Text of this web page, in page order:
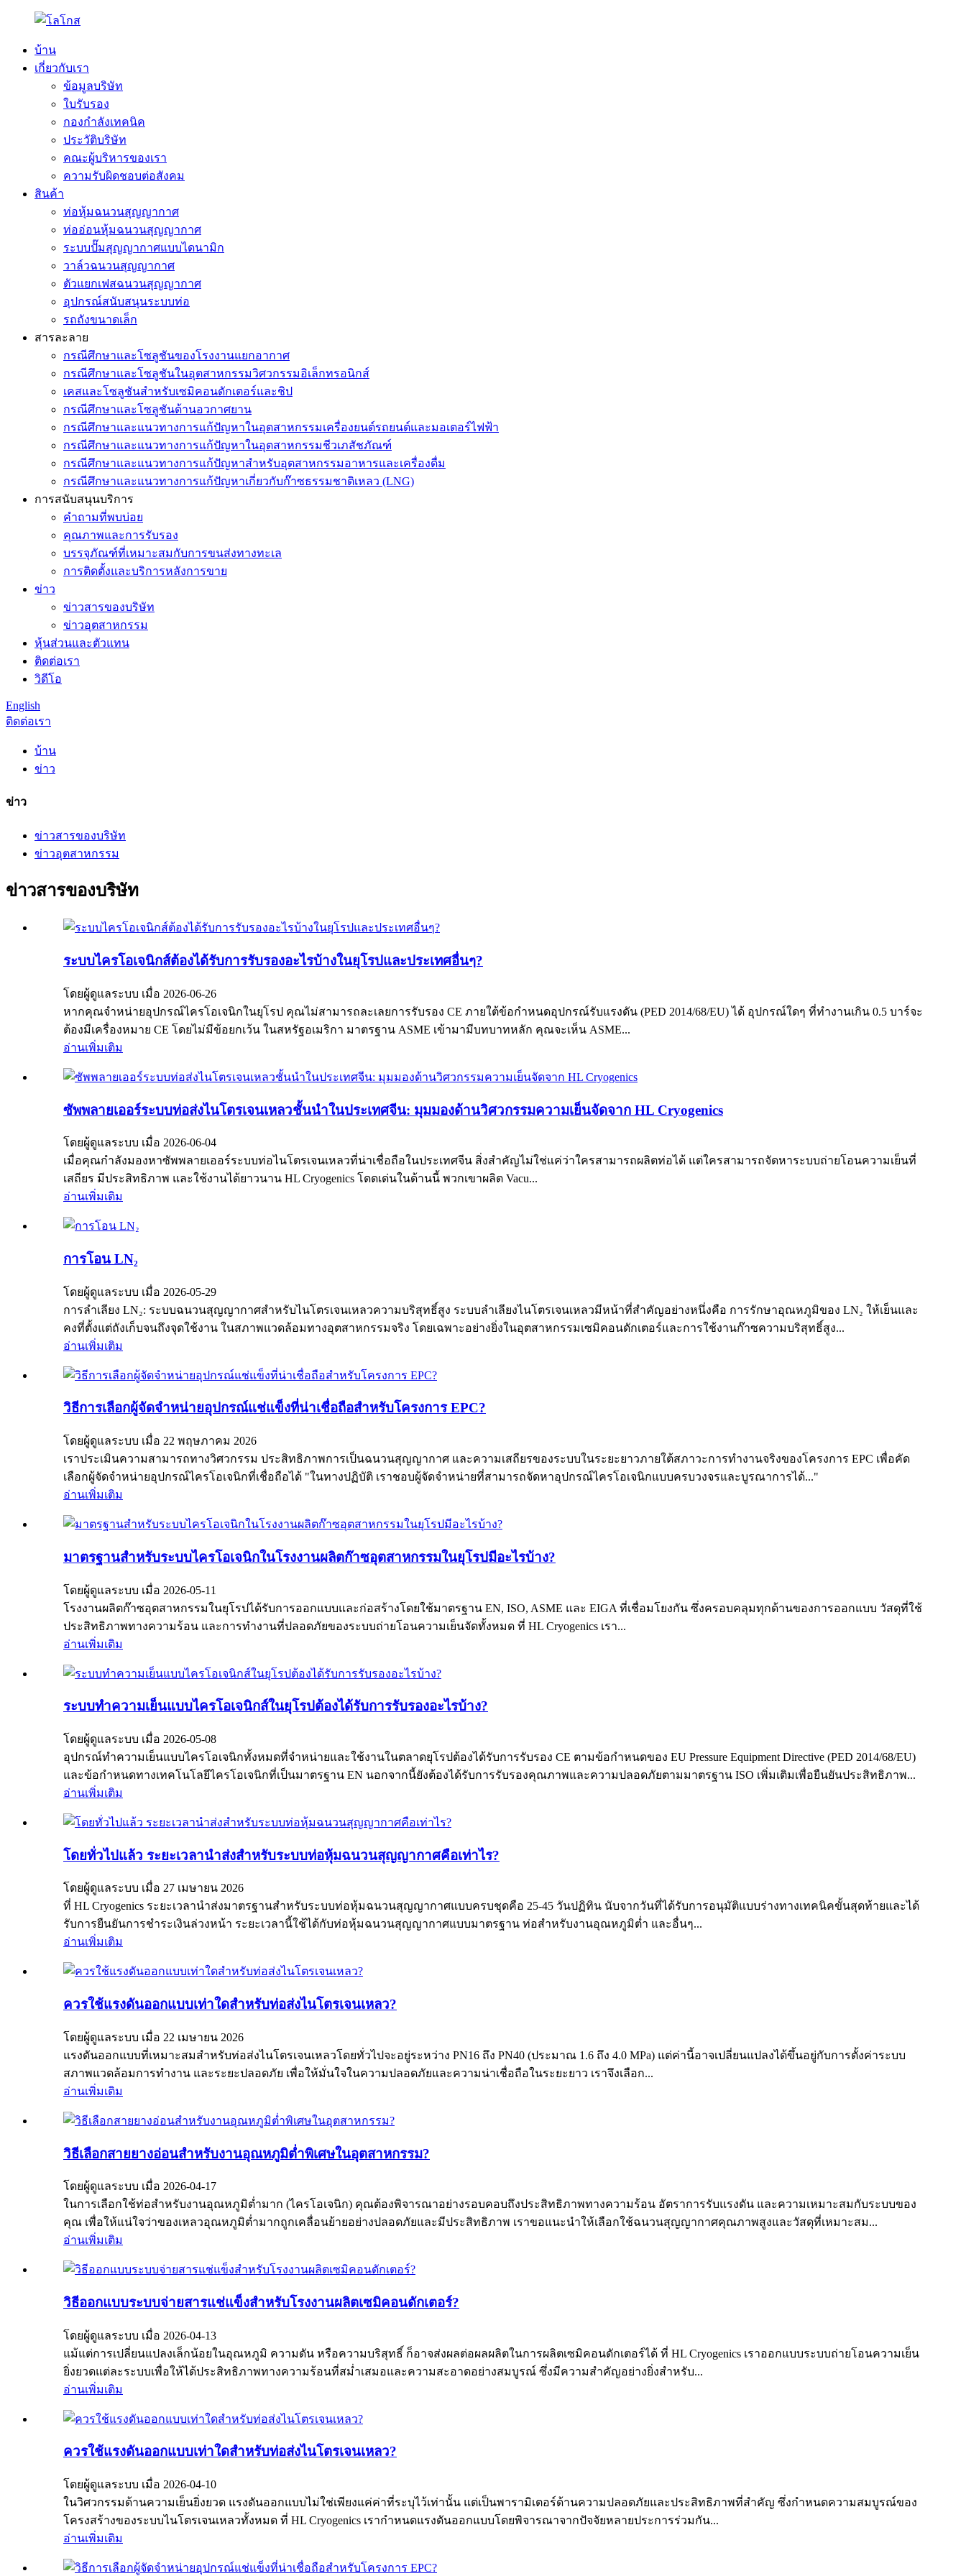
บ้าน
เกี่ยวกับเรา
ข้อมูลบริษัท
ใบรับรอง
กองกำลังเทคนิค
ประวัติบริษัท
คณะผู้บริหารของเรา
ความรับผิดชอบต่อสังคม
สินค้า
ท่อหุ้มฉนวนสุญญากาศ
ท่ออ่อนหุ้มฉนวนสุญญากาศ
ระบบปั๊มสุญญากาศแบบไดนามิก
วาล์วฉนวนสุญญากาศ
ตัวแยกเฟสฉนวนสุญญากาศ
อุปกรณ์สนับสนุนระบบท่อ
รถถังขนาดเล็ก
สารละลาย
กรณีศึกษาและโซลูชันของโรงงานแยกอากาศ
กรณีศึกษาและโซลูชันในอุตสาหกรรมวิศวกรรมอิเล็กทรอนิกส์
เคสและโซลูชันสำหรับเซมิคอนดักเตอร์และชิป
กรณีศึกษาและโซลูชันด้านอวกาศยาน
กรณีศึกษาและแนวทางการแก้ปัญหาในอุตสาหกรรมเครื่องยนต์รถยนต์และมอเตอร์ไฟฟ้า
กรณีศึกษาและแนวทางการแก้ปัญหาในอุตสาหกรรมชีวเภสัชภัณฑ์
กรณีศึกษาและแนวทางการแก้ปัญหาสำหรับอุตสาหกรรมอาหารและเครื่องดื่ม
กรณีศึกษาและแนวทางการแก้ปัญหาเกี่ยวกับก๊าซธรรมชาติเหลว (LNG)
การสนับสนุนบริการ
คำถามที่พบบ่อย
คุณภาพและการรับรอง
บรรจุภัณฑ์ที่เหมาะสมกับการขนส่งทางทะเล
การติดตั้งและบริการหลังการขาย
ข่าว
ข่าวสารของบริษัท
ข่าวอุตสาหกรรม
หุ้นส่วนและตัวแทน
ติดต่อเรา
วิดีโอ
English
ติดต่อเรา
บ้าน
ข่าว
ข่าว
ข่าวสารของบริษัท
ข่าวอุตสาหกรรม
ข่าวสารของบริษัท
ระบบไครโอเจนิกส์ต้องได้รับการรับรองอะไรบ้างในยุโรปและประเทศอื่นๆ?
โดยผู้ดูแลระบบ เมื่อ 2026-06-26
หากคุณจำหน่ายอุปกรณ์ไครโอเจนิกในยุโรป คุณไม่สามารถละเลยการรับรอง CE ภายใต้ข้อกำหนดอุปกรณ์รับแรงดัน (PED 2014/68/EU) ได้ อุปกรณ์ใดๆ ที่ทำงานเกิน 0.5 บาร์จะ
ต้องมีเครื่องหมาย CE โดยไม่มีข้อยกเว้น ในสหรัฐอเมริกา มาตรฐาน ASME เข้ามามีบทบาทหลัก คุณจะเห็น ASME...
อ่านเพิ่มเติม
ซัพพลายเออร์ระบบท่อส่งไนโตรเจนเหลวชั้นนำในประเทศจีน: มุมมองด้านวิศวกรรมความเย็นจัดจาก HL Cryogenics
โดยผู้ดูแลระบบ เมื่อ 2026-06-04
เมื่อคุณกำลังมองหาซัพพลายเออร์ระบบท่อไนโตรเจนเหลวที่น่าเชื่อถือในประเทศจีน สิ่งสำคัญไม่ใช่แค่ว่าใครสามารถผลิตท่อได้ แต่ใครสามารถจัดหาระบบถ่ายโอนความเย็นที่
เสถียร มีประสิทธิภาพ และใช้งานได้ยาวนาน HL Cryogenics โดดเด่นในด้านนี้ พวกเขาผลิต Vacu...
อ่านเพิ่มเติม
การโอน LN₂
โดยผู้ดูแลระบบ เมื่อ 2026-05-29
การลำเลียง LN₂: ระบบฉนวนสุญญากาศสำหรับไนโตรเจนเหลวความบริสุทธิ์สูง ระบบลำเลียงไนโตรเจนเหลวมีหน้าที่สำคัญอย่างหนึ่งคือ การรักษาอุณหภูมิของ LN₂ ให้เย็นและ
คงที่ตั้งแต่ถังเก็บจนถึงจุดใช้งาน ในสภาพแวดล้อมทางอุตสาหกรรมจริง โดยเฉพาะอย่างยิ่งในอุตสาหกรรมเซมิคอนดักเตอร์และการใช้งานก๊าซความบริสุทธิ์สูง...
อ่านเพิ่มเติม
วิธีการเลือกผู้จัดจำหน่ายอุปกรณ์แช่แข็งที่น่าเชื่อถือสำหรับโครงการ EPC?
โดยผู้ดูแลระบบ เมื่อ 22 พฤษภาคม 2026
เราประเมินความสามารถทางวิศวกรรม ประสิทธิภาพการเป็นฉนวนสุญญากาศ และความเสถียรของระบบในระยะยาวภายใต้สภาวะการทำงานจริงของโครงการ EPC เพื่อคัด
เลือกผู้จัดจำหน่ายอุปกรณ์ไครโอเจนิกที่เชื่อถือได้ "ในทางปฏิบัติ เราชอบผู้จัดจำหน่ายที่สามารถจัดหาอุปกรณ์ไครโอเจนิกแบบครบวงจรและบูรณาการได้..."
อ่านเพิ่มเติม
มาตรฐานสำหรับระบบไครโอเจนิกในโรงงานผลิตก๊าซอุตสาหกรรมในยุโรปมีอะไรบ้าง?
โดยผู้ดูแลระบบ เมื่อ 2026-05-11
โรงงานผลิตก๊าซอุตสาหกรรมในยุโรปได้รับการออกแบบและก่อสร้างโดยใช้มาตรฐาน EN, ISO, ASME และ EIGA ที่เชื่อมโยงกัน ซึ่งครอบคลุมทุกด้านของการออกแบบ วัสดุที่ใช้
ประสิทธิภาพทางความร้อน และการทำงานที่ปลอดภัยของระบบถ่ายโอนความเย็นจัดทั้งหมด ที่ HL Cryogenics เรา...
อ่านเพิ่มเติม
ระบบทำความเย็นแบบไครโอเจนิกส์ในยุโรปต้องได้รับการรับรองอะไรบ้าง?
โดยผู้ดูแลระบบ เมื่อ 2026-05-08
อุปกรณ์ทำความเย็นแบบไครโอเจนิกทั้งหมดที่จำหน่ายและใช้งานในตลาดยุโรปต้องได้รับการรับรอง CE ตามข้อกำหนดของ EU Pressure Equipment Directive (PED 2014/68/EU)
และข้อกำหนดทางเทคโนโลยีไครโอเจนิกที่เป็นมาตรฐาน EN นอกจากนี้ยังต้องได้รับการรับรองคุณภาพและความปลอดภัยตามมาตรฐาน ISO เพิ่มเติมเพื่อยืนยันประสิทธิภาพ...
อ่านเพิ่มเติม
โดยทั่วไปแล้ว ระยะเวลานำส่งสำหรับระบบท่อหุ้มฉนวนสุญญากาศคือเท่าไร?
โดยผู้ดูแลระบบ เมื่อ 27 เมษายน 2026
ที่ HL Cryogenics ระยะเวลานำส่งมาตรฐานสำหรับระบบท่อหุ้มฉนวนสุญญากาศแบบครบชุดคือ 25-45 วันปฏิทิน นับจากวันที่ได้รับการอนุมัติแบบร่างทางเทคนิคขั้นสุดท้ายและได้
รับการยืนยันการชำระเงินล่วงหน้า ระยะเวลานี้ใช้ได้กับท่อหุ้มฉนวนสุญญากาศแบบมาตรฐาน ท่อสำหรับงานอุณหภูมิต่ำ และอื่นๆ...
อ่านเพิ่มเติม
ควรใช้แรงดันออกแบบเท่าใดสำหรับท่อส่งไนโตรเจนเหลว?
โดยผู้ดูแลระบบ เมื่อ 22 เมษายน 2026
แรงดันออกแบบที่เหมาะสมสำหรับท่อส่งไนโตรเจนเหลวโดยทั่วไปจะอยู่ระหว่าง PN16 ถึง PN40 (ประมาณ 1.6 ถึง 4.0 MPa) แต่ค่านี้อาจเปลี่ยนแปลงได้ขึ้นอยู่กับการตั้งค่าระบบ
สภาพแวดล้อมการทำงาน และระยะปลอดภัย เพื่อให้มั่นใจในความปลอดภัยและความน่าเชื่อถือในระยะยาว เราจึงเลือก...
อ่านเพิ่มเติม
วิธีเลือกสายยางอ่อนสำหรับงานอุณหภูมิต่ำพิเศษในอุตสาหกรรม?
โดยผู้ดูแลระบบ เมื่อ 2026-04-17
ในการเลือกใช้ท่อสำหรับงานอุณหภูมิต่ำมาก (ไครโอเจนิก) คุณต้องพิจารณาอย่างรอบคอบถึงประสิทธิภาพทางความร้อน อัตราการรับแรงดัน และความเหมาะสมกับระบบของ
คุณ เพื่อให้แน่ใจว่าของเหลวอุณหภูมิต่ำมากถูกเคลื่อนย้ายอย่างปลอดภัยและมีประสิทธิภาพ เราขอแนะนำให้เลือกใช้ฉนวนสุญญากาศคุณภาพสูงและวัสดุที่เหมาะสม...
อ่านเพิ่มเติม
วิธีออกแบบระบบจ่ายสารแช่แข็งสำหรับโรงงานผลิตเซมิคอนดักเตอร์?
โดยผู้ดูแลระบบ เมื่อ 2026-04-13
แม้แต่การเปลี่ยนแปลงเล็กน้อยในอุณหภูมิ ความดัน หรือความบริสุทธิ์ ก็อาจส่งผลต่อผลผลิตในการผลิตเซมิคอนดักเตอร์ได้ ที่ HL Cryogenics เราออกแบบระบบถ่ายโอนความเย็น
ยิ่งยวดแต่ละระบบเพื่อให้ได้ประสิทธิภาพทางความร้อนที่สม่ำเสมอและความสะอาดอย่างสมบูรณ์ ซึ่งมีความสำคัญอย่างยิ่งสำหรับ...
อ่านเพิ่มเติม
ควรใช้แรงดันออกแบบเท่าใดสำหรับท่อส่งไนโตรเจนเหลว?
โดยผู้ดูแลระบบ เมื่อ 2026-04-10
ในวิศวกรรมด้านความเย็นยิ่งยวด แรงดันออกแบบไม่ใช่เพียงแค่ค่าที่ระบุไว้เท่านั้น แต่เป็นพารามิเตอร์ด้านความปลอดภัยและประสิทธิภาพที่สำคัญ ซึ่งกำหนดความสมบูรณ์ของ
โครงสร้างของระบบไนโตรเจนเหลวทั้งหมด ที่ HL Cryogenics เรากำหนดแรงดันออกแบบโดยพิจารณาจากปัจจัยหลายประการร่วมกัน...
อ่านเพิ่มเติม